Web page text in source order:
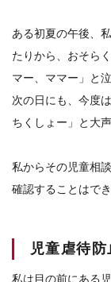
ある初夏の午後、
たりから、おそら
マー、ママー」と
次の日にも、今度
ちくしょー」と大
私からその児童相
確認することはで
児童虐待
私は目の前にある